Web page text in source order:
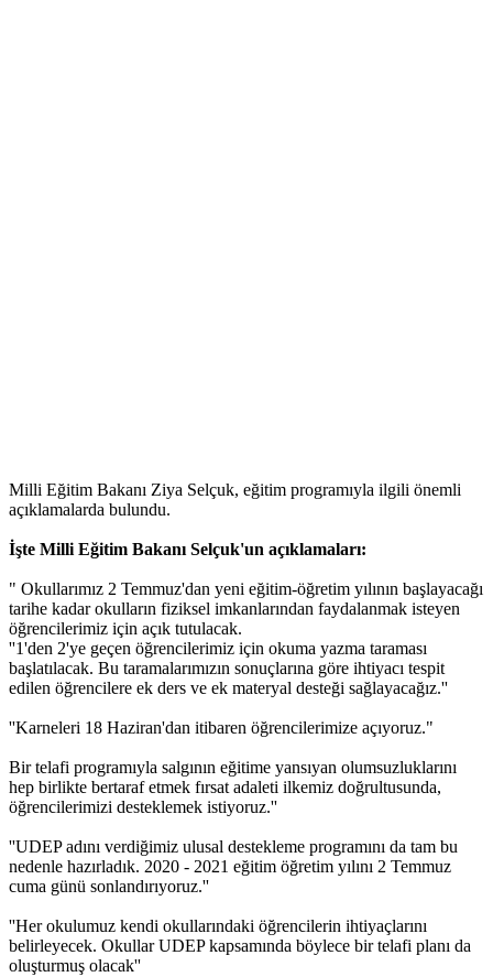
Milli Eğitim Bakanı Ziya Selçuk, eğitim programıyla ilgili önemli
açıklamalarda bulundu.
İşte Milli Eğitim Bakanı Selçuk'un açıklamaları:
" Okullarımız 2 Temmuz'dan yeni eğitim-öğretim yılının başlayacağı
tarihe kadar okulların fiziksel imkanlarından faydalanmak isteyen
öğrencilerimiz için açık tutulacak.
''1'den 2'ye geçen öğrencilerimiz için okuma yazma taraması
başlatılacak. Bu taramalarımızın sonuçlarına göre ihtiyacı tespit
edilen öğrencilere ek ders ve ek materyal desteği sağlayacağız.''
''Karneleri 18 Haziran'dan itibaren öğrencilerimize açıyoruz."
Bir telafi programıyla salgının eğitime yansıyan olumsuzluklarını
hep birlikte bertaraf etmek fırsat adaleti ilkemiz doğrultusunda,
öğrencilerimizi desteklemek istiyoruz.''
''UDEP adını verdiğimiz ulusal destekleme programını da tam bu
nedenle hazırladık. 2020 - 2021 eğitim öğretim yılını 2 Temmuz
cuma günü sonlandırıyoruz.''
''Her okulumuz kendi okullarındaki öğrencilerin ihtiyaçlarını
belirleyecek. Okullar UDEP kapsamında böylece bir telafi planı da
oluşturmuş olacak''